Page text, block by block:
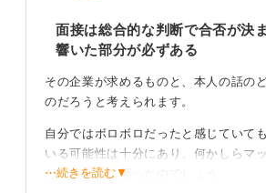
面接は総合的な判断で合否が決
響いた部分が必ずある
その企業が求めるものと、本人の話の
のだろうと考えられます。
自分ではボロボロだったと感じていて
いる可能性は十分にあり、何かしらマ
たから合格に至ったのでしょう。
⋯続きを読む▼